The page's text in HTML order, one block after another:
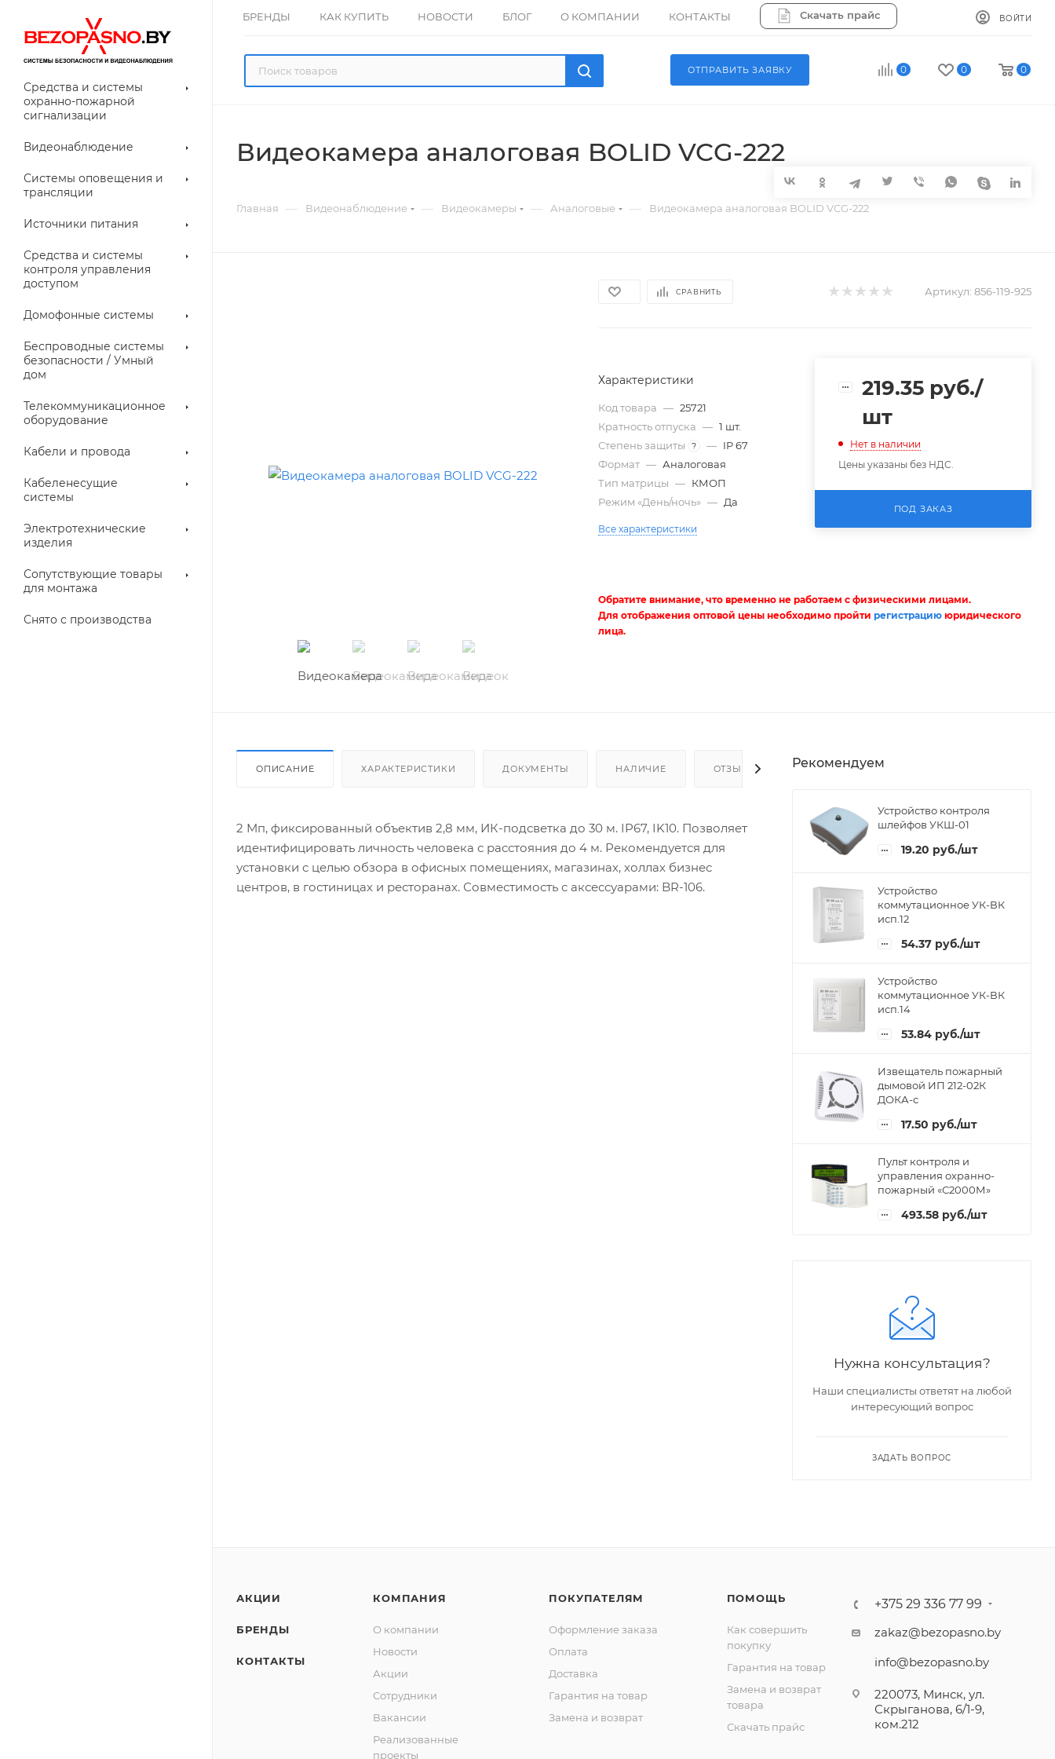
БРЕНДЫ КАК КУПИТЬ НОВОСТИ БЛОГ О КОМПАНИИ КОНТАКТЫ Скачать прайс ВОЙТИ
0 0 0
ОТПРАВИТЬ ЗАЯВКУ
Средства и системы
охранно-пожарной
сигнализации
Видеонаблюдение
для
Системы оповещения и
трансляции
указатели (табло)
Источники питания
Средства и системы
контроля управления
доступом
Домофонные системы
Беспроводные системы
безопасности / Умный
дом
Телекоммуникационное
оборудование
Кабели и провода
Кабеленесущие
системы
Электротехнические
изделия
Сопутствующие товары
для монтажа
Снято с производства
Видеокамера аналоговая BOLID VCG-222
Главная — Видеонаблюдение — Видеокамеры — Аналоговые — Видеокамера аналоговая BOLID VCG-222
СРАВНИТЬ Артикул: 856-119-925
Характеристики
Код товара — 25721
Кратность отпуска — 1 шт.
Степень защиты
? — IP 67
Формат — Аналоговая
Тип матрицы — КМОП
Режим «День/ночь» — Да
Все характеристики
219.35 руб./
шт
Нет в наличии
Цены указаны без НДС.
ПОД ЗАКАЗ
Обратите внимание, что временно не работаем с физическими лицами.
Для отображения оптовой цены необходимо пройтирегистрацию юридического
лица.
ОПИСАНИЕ ХАРАКТЕРИСТИКИ ДОКУМЕНТЫ НАЛИЧИЕ ОТЗЫВЫ
2 Мп, фиксированный объектив 2,8 мм, ИК-подсветка до 30 м. IP67, IK10. Позволяет
идентифицировать личность человека с расстояния до 4 м. Рекомендуется для
установки с целью обзора в офисных помещениях, магазинах, холлах бизнес
центров, в гостиницах и ресторанах. Совместимость с аксессуарами: BR-106.
Рекомендуем
Устройство контроля
шлейфов УКШ-01
19.20 руб./шт
Устройство
коммутационное УК-ВК
исп.12
54.37 руб./шт
Устройство
коммутационное УК-ВК
исп.14
53.84 руб./шт
Извещатель пожарный
дымовой ИП 212-02К
ДОКА-с
17.50 руб./шт
Пульт контроля и
управления охранно-
пожарный «С2000М»
493.58 руб./шт
Нужна консультация?
Наши специалисты ответят на любой
интересующий вопрос
ЗАДАТЬ ВОПРОС
АКЦИИ
БРЕНДЫ
КОНТАКТЫ
КОМПАНИЯ
О компании
Новости
Акции
Сотрудники
Вакансии
Реализованные
проекты
ПОКУПАТЕЛЯМ
Оформление заказа
Оплата
Доставка
Гарантия на товар
Замена и возврат
ПОМОЩЬ
Как совершить
покупку
Гарантия на товар
Замена и возврат
товара
Скачать прайс
+375 29 336 77 99
zakaz@bezopasno.by
info@bezopasno.by
220073, Минск, ул.
Скрыганова, 6/1-9,
ком.212